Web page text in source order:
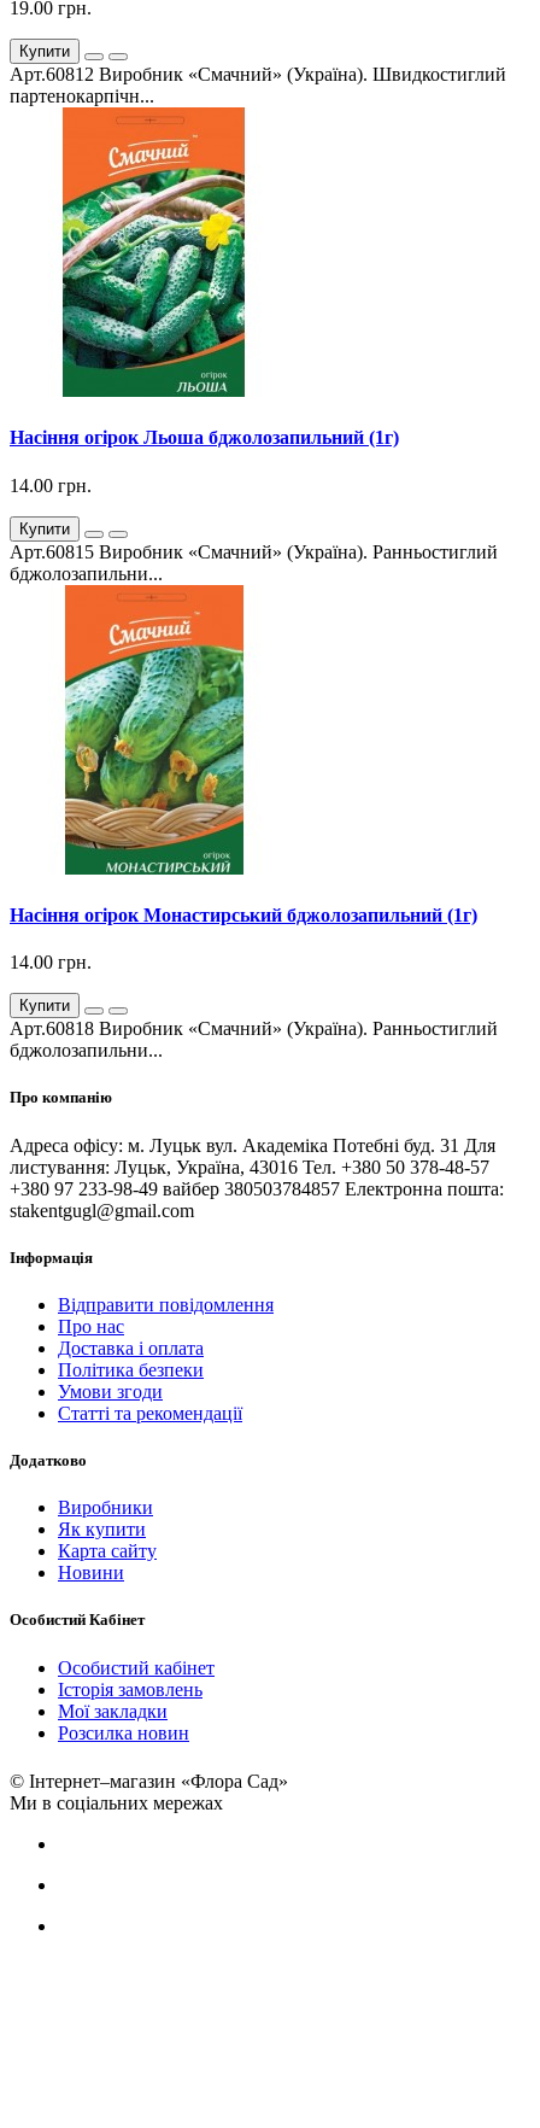
19.00 грн.
Купити
Арт.60812 Виробник «Смачний» (Україна). Швидкостиглий
партенокарпічн...
Насіння огірок Льоша бджолозапильний (1г)
14.00 грн.
Купити
Арт.60815 Виробник «Смачний» (Україна). Ранньостиглий
бджолозапильни...
Насіння огірок Монастирський бджолозапильний (1г)
14.00 грн.
Купити
Арт.60818 Виробник «Смачний» (Україна). Ранньостиглий
бджолозапильни...
Про компанію
Адреса офісу: м. Луцьк вул. Академіка Потебні буд. 31 Для
листування: Луцьк, Україна, 43016 Тел. +380 50 378-48-57
+380 97 233-98-49 вайбер 380503784857 Електронна пошта:
stakentgugl@gmail.com
Інформація
Відправити повідомлення
Про нас
Доставка і оплата
Політика безпеки
Умови згоди
Статті та рекомендації
Додатково
Виробники
Як купити
Карта сайту
Новини
Особистий Кабінет
Особистий кабінет
Історія замовлень
Мої закладки
Розсилка новин
© Інтернет–магазин «Флора Сад»
Ми в соціальних мережах